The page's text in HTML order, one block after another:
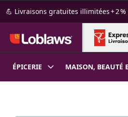
Passer au contenu principal
Passer au pied de page
💪 Livraisons gratuites illimitées + 2
ÉPICERIE MAISON, BEAUTÉ